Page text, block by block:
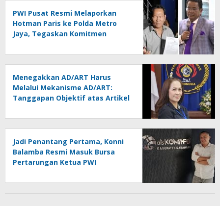
PWI Pusat Resmi Melaporkan
Hotman Paris ke Polda Metro
Jaya, Tegaskan Komitmen
Menegakkan AD/ART Harus
Melalui Mekanisme AD/ART:
Tanggapan Objektif atas Artikel
Konspirasi Melanggar Aturan”
Jadi Penantang Pertama, Konni
Balamba Resmi Masuk Bursa
Pertarungan Ketua PWI